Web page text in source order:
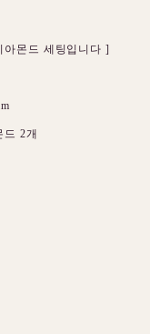
몬드 세팅입니다 ]
2개